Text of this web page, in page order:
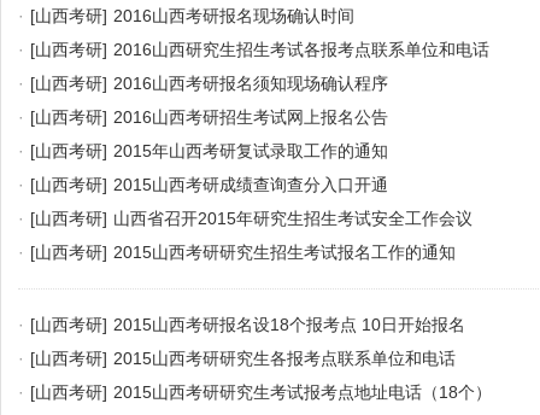
· [山西考研] 2016山西考研报名现场确认时间
· [山西考研] 2016山西研究生招生考试各报考点联系单位和电话
· [山西考研] 2016山西考研报名须知现场确认程序
· [山西考研] 2016山西考研招生考试网上报名公告
· [山西考研] 2015年山西考研复试录取工作的通知
· [山西考研] 2015山西考研成绩查询查分入口开通
· [山西考研] 山西省召开2015年研究生招生考试安全工作会议
· [山西考研] 2015山西考研研究生招生考试报名工作的通知
· [山西考研] 2015山西考研报名设18个报考点 10日开始报名
· [山西考研] 2015山西考研研究生各报考点联系单位和电话
· [山西考研] 2015山西考研研究生考试报考点地址电话（18个）